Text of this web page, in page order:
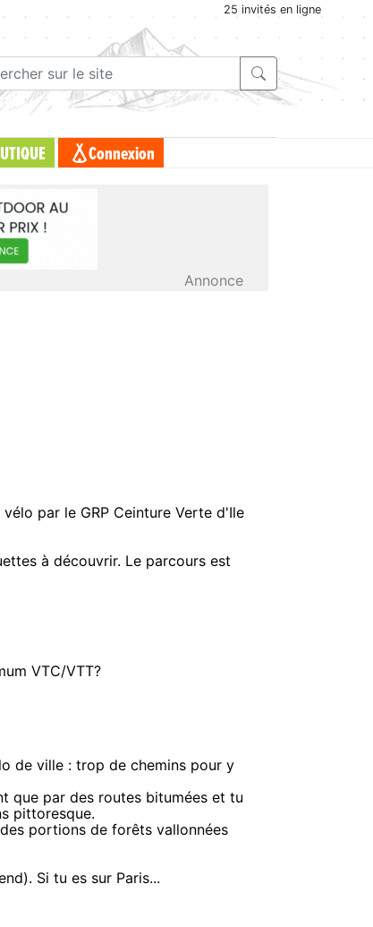
25 invités en ligne
Connexion
Annonce
par le GRP Ceinture Verte d'Ile
à découvrir. Le parcours est
VTC/VTT?
de ville : trop de chemins pour y
que par des routes bitumées et tu
pittoresque.
portions de forêts vallonnées
Si tu es sur Paris...